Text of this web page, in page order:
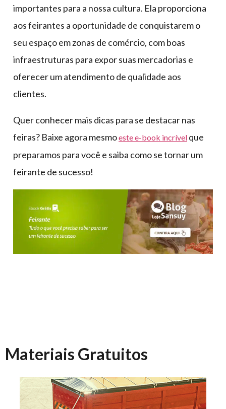
importantes para a nossa cultura. Ela proporciona
aos feirantes a oportunidade de conquistarem o
seu espaço em zonas de comércio, com boas
infraestruturas para expor suas mercadorias e
oferecer um atendimento de qualidade aos
clientes.
Quer conhecer mais dicas para se destacar nas
feiras? Baixe agora mesmoeste e-book incrível que
preparamos para você e saiba como se tornar um
feirante de sucesso!
Materiais Gratuitos